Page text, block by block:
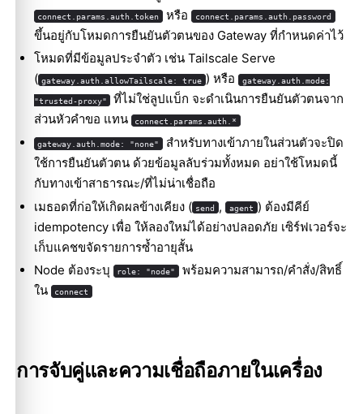
connect.params.auth.token หรือ connect.params.auth.password
ขึ้นอยู่กับโหมดการยืนยันตัวตนของ Gateway ที่กำหนดค่าไว้
โหมดที่มีข้อมูลประจำตัว เช่น Tailscale Serve
( gateway.auth.allowTailscale: true ) หรือ gateway.auth.mode:
"trusted-proxy"
ที่ไม่ใช่ลูปแบ็ก จะดำเนินการยืนยันตัวตนจาก
ส่วนหัวคำขอ แทน
connect.params.auth.*
gateway.auth.mode: "none"
สำหรับทางเข้าภายในส่วนตัวจะปิด
ใช้การยืนยันตัวตน ด้วยข้อมูลลับร่วมทั้งหมด อย่าใช้โหมดนี้
กับทางเข้าสาธารณะ/ที่ไม่น่าเชื่อถือ
เมธอดที่ก่อให้เกิดผลข้างเคียง ( send , agent ) ต้องมีคีย์
idempotency เพื่อ ให้ลองใหม่ได้อย่างปลอดภัย เซิร์ฟเวอร์จะ
เก็บแคชขจัดรายการซ้ำอายุสั้น
Node ต้องระบุ
role: "node"
พร้อมความสามารถ/คำสั่ง/สิทธิ์
ใน
connect
การจับคู่และความเชื่อถือภายในเครื่อง